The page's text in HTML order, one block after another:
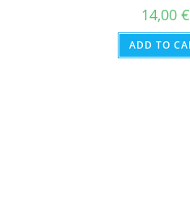
14,00€
ADD TO